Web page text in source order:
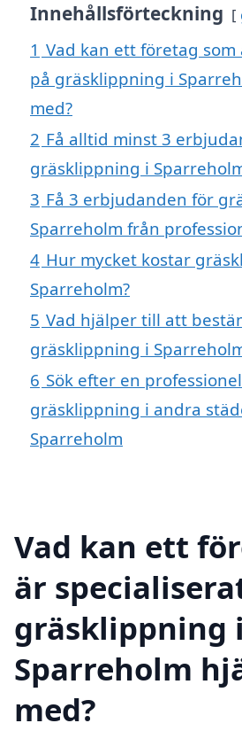
Innehållsförteckning
1 Vad kan ett företag
på gräsklippning i
med?
2 Få alltid minst 3
gräsklippning i
3 Få 3 erbjudanden för
Sparreholm från
4 Hur mycket kostar
Sparreholm?
5 Vad hjälper till att
gräsklippning i
6 Sök efter en
gräsklippning i andra
Sparreholm
Vad kan ett
är
gräsklippning i
Sparreholm
med?